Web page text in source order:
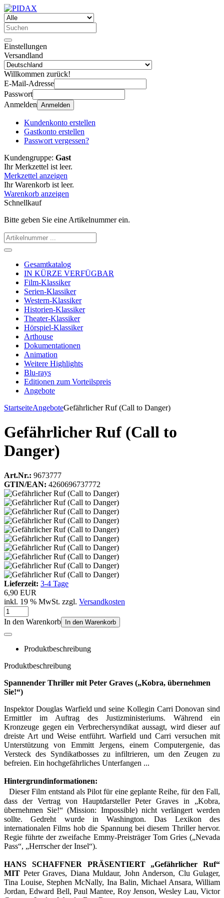
Einstellungen
Versandland
Willkommen zurück!
E-Mail-Adresse
Passwort
Anmelden Anmelden
Kundenkonto erstellen
Gastkonto erstellen
Passwort vergessen?
Kundengruppe: Gast
Ihr Merkzettel ist leer.
Merkzettel anzeigen
Ihr Warenkorb ist leer.
Warenkorb anzeigen
Schnellkauf
Bitte geben Sie eine Artikelnummer ein.
Gesamtkatalog
IN KÜRZE VERFÜGBAR
Film-Klassiker
Serien-Klassiker
Western-Klassiker
Historien-Klassiker
Theater-Klassiker
Hörspiel-Klassiker
Arthouse
Dokumentationen
Animation
Weitere Highlights
Blu-rays
Editionen zum Vorteilspreis
Angebote
StartseiteAngeboteGefährlicher Ruf (Call to Danger)
Gefährlicher Ruf (Call to
Danger)
Art.Nr.: 9673777
GTIN/EAN: 4260696737772
Lieferzeit: 3-4 Tage
6,90 EUR
inkl. 19 % MwSt. zzgl. Versandkosten
In den Warenkorb In den Warenkorb
Produktbeschreibung
Produktbeschreibung
Spannender Thriller mit Peter Graves („Kobra, übernehmen
Sie!“)
Inspektor Douglas Warfield und seine Kollegin Carri Donovan sind
Ermittler im Auftrag des Justizministeriums. Während ein
Kronzeuge gegen ein Verbrechersyndikat aussagt, wird dieser auf
dreiste Art und Weise entführt. Warfield und Carri versuchen mit
Unterstützung von Emmitt Jergens, einem Computergenie, das
Versteck des Syndikatbosses zu infiltrieren, um den Zeugen zu
befreien. Ein hochgefährliches Unterfangen ...
Hintergrundinformationen:
Dieser Film entstand als Pilot für eine geplante Reihe, für den Fall,
dass der Vertrag von Hauptdarsteller Peter Graves in „Kobra,
übernehmen Sie!“ (Mission: Impossible) nicht verlängert werden
sollte. Gedreht wurde in Washington. Das Lexikon des
internationalen Films hob die Spannung bei diesem Thriller hervor.
Regie führte der zweifache Emmy-Preisträger Tom Gries („Nevada
Pass“, „Herrscher der Insel“).
HANS SCHAFFNER PRÄSENTIERT „Gefährlicher Ruf“
MIT Peter Graves, Diana Muldaur, John Anderson, Clu Gulager,
Tina Louise, Stephen McNally, Ina Balin, Michael Ansara, William
Jordan, Edward Bell, Paul Mantee, Roy Jenson, Wesley Lau, Victor